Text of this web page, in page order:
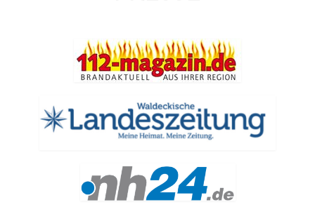
Stützpunkt
Einsatzfahrzeuge
Einsatzleitwagen ELW 1
Hilfeleistungslöschgruppenfahrzeug HLF
Drehleiter DLK 23/12
Staffellöschfahrzeug StLF 20/25